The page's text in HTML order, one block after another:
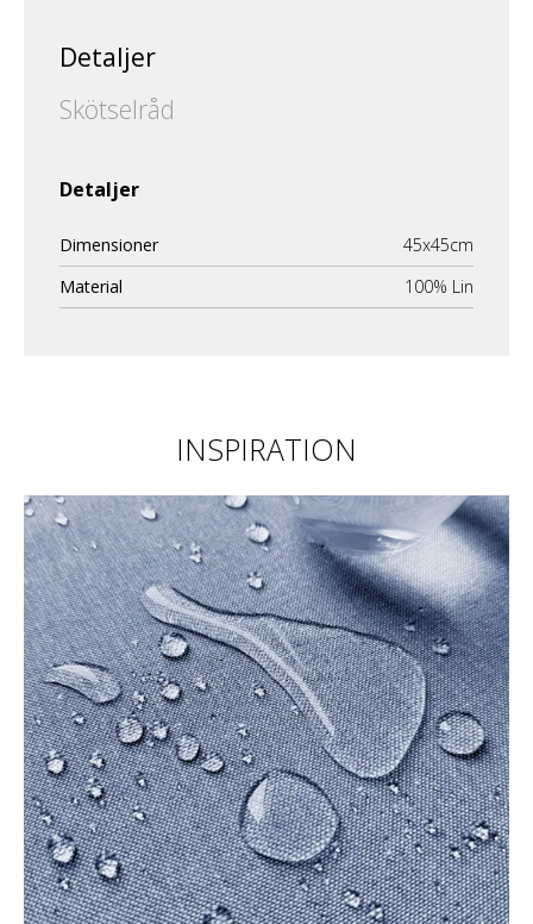
Detaljer
Skötselråd
Detaljer
Dimensioner
45x45cm
Material
100% Lin
INSPIRATION